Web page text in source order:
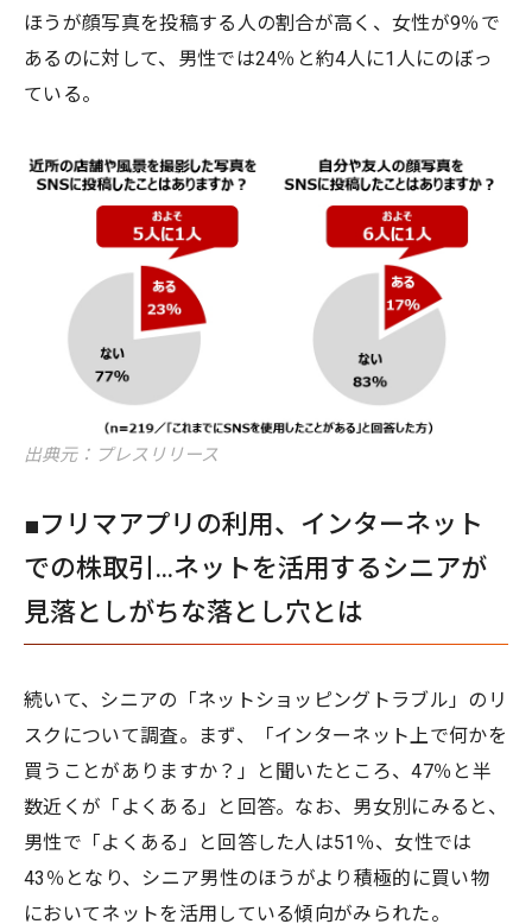
ほうが顔写真を投稿する人の割合が高く、女性が9％で
あるのに対して、男性では24％と約4人に1人にのぼっ
ている。
出典元：プレスリリース
■フリマアプリの利用、インターネット
での株取引…ネットを活用するシニアが
見落としがちな落とし穴とは
続いて、シニアの「ネットショッピングトラブル」のリ
スクについて調査。まず、「インターネット上で何かを
買うことがありますか？」と聞いたところ、47％と半
数近くが「よくある」と回答。なお、男女別にみると、
男性で「よくある」と回答した人は51％、女性では
43％となり、シニア男性のほうがより積極的に買い物
においてネットを活用している傾向がみられた。